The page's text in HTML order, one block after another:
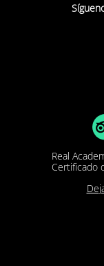
Real
Certificado